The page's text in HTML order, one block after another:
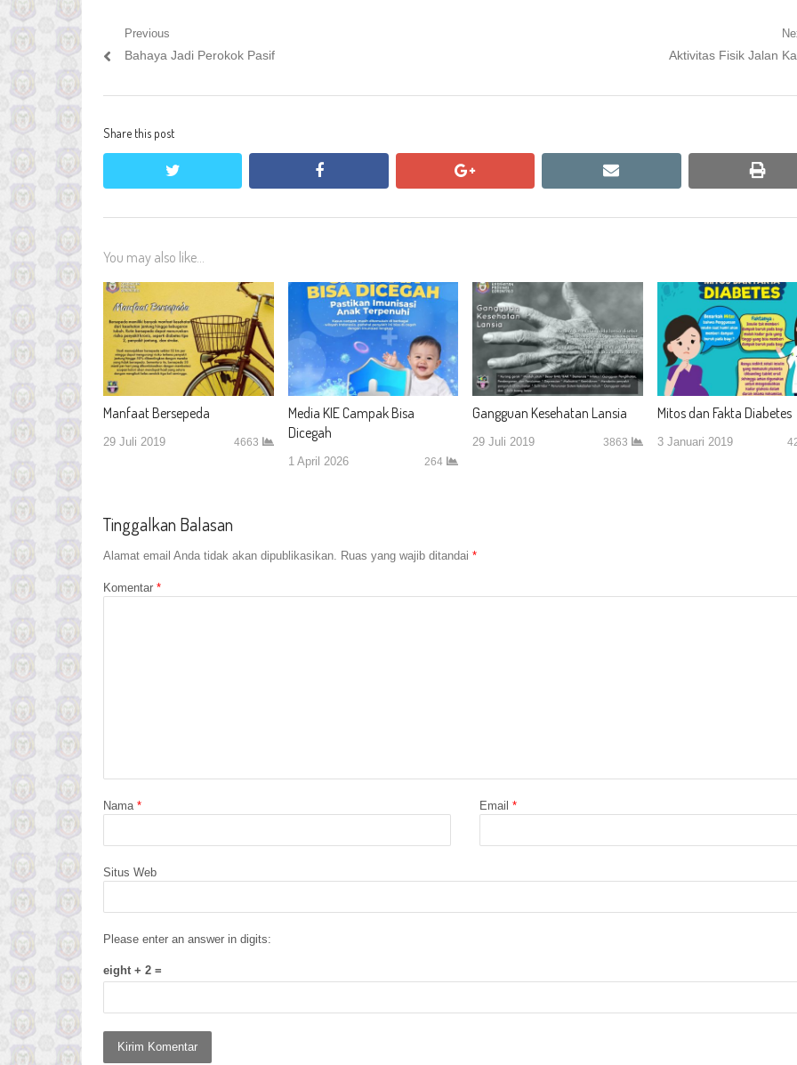
Navigasi
pos
Previous
Previous
Bahaya Jadi Perokok Pasif
Next
Aktivitas Fisik Jalan
Share this post
twitter facebook google+ email print
You may also like...
Manfaat Bersepeda
29 Juli 2019 4663
Media KIE Campak Bisa
Dicegah
1 April 2026 264
Gangguan Kesehatan Lansia
29 Juli 2019 3863
Mitos dan Fakta Diabetes
3 Januari 2019
Tinggalkan Balasan
Alamat email Anda tidak akan dipublikasikan. Ruas yang wajib ditandai *
Komentar *
Nama * Email*
Situs Web
Please enter an answer in digits:
eight + 2 =